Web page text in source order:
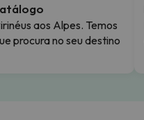
aos Alpes. Temos
procura no seu destino